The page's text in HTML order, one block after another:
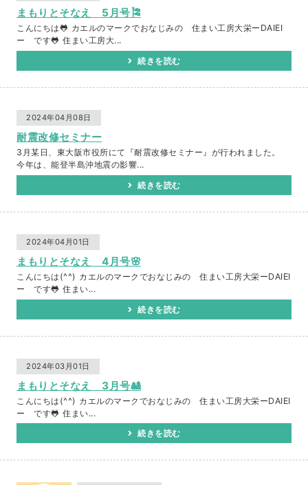
まもりとそなえ 5月号🎏
こんにちは🐸 カエルのマークでおなじみの 住まい工房大栄ーDAIEI
ー です🐸 住まい工房大...
続きを読む
2024年04月08日
耐震改修セミナー
3月某日、東大阪市役所にて『耐震改修セミナー』が行われました。
今年は、能登半島沖地震の影響...
続きを読む
2024年04月01日
まもりとそなえ 4月号🌸
こんにちは(^^) カエルのマークでおなじみの 住まい工房大栄ーDAIEI
ー です🐸 住まい...
続きを読む
2024年03月01日
まもりとそなえ 3月号🎎
こんにちは(^^) カエルのマークでおなじみの 住まい工房大栄ーDAIEI
ー です🐸 住まい...
続きを読む